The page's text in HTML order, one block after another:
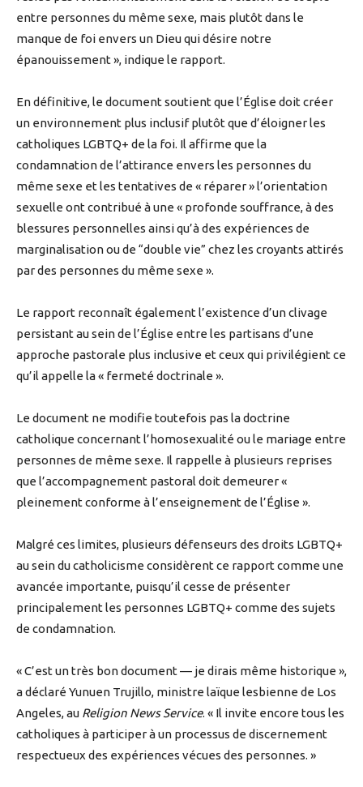
entre personnes du même sexe, mais plutôt dans le
manque de foi envers un Dieu qui désire notre
épanouissement », indique le rapport.
En définitive, le document soutient que l’Église doit créer
un environnement plus inclusif plutôt que d’éloigner les
catholiques LGBTQ+ de la foi. Il affirme que la
condamnation de l’attirance envers les personnes du
même sexe et les tentatives de « réparer » l’orientation
sexuelle ont contribué à une « profonde souffrance, à des
blessures personnelles ainsi qu’à des expériences de
marginalisation ou de “double vie” chez les croyants attirés
par des personnes du même sexe ».
Le rapport reconnaît également l’existence d’un clivage
persistant au sein de l’Église entre les partisans d’une
approche pastorale plus inclusive et ceux qui privilégient ce
qu’il appelle la « fermeté doctrinale ».
Le document ne modifie toutefois pas la doctrine
catholique concernant l’homosexualité ou le mariage entre
personnes de même sexe. Il rappelle à plusieurs reprises
que l’accompagnement pastoral doit demeurer «
pleinement conforme à l’enseignement de l’Église ».
Malgré ces limites, plusieurs défenseurs des droits LGBTQ+
au sein du catholicisme considèrent ce rapport comme une
avancée importante, puisqu’il cesse de présenter
principalement les personnes LGBTQ+ comme des sujets
de condamnation.
« C’est un très bon document — je dirais même historique »,
a déclaré Yunuen Trujillo, ministre laïque lesbienne de Los
Angeles, au Religion News Service. « Il invite encore tous les
catholiques à participer à un processus de discernement
respectueux des expériences vécues des personnes. »